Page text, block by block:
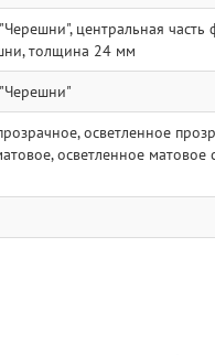
центральная часть
толщина 24 мм
осветленное
осветленное матовое